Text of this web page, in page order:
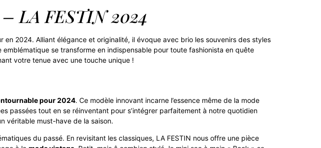
LA FESTIN 2024
en 2024. Alliant élégance et originalité, il évoque avec brio les souvenirs des styles
se transforme en indispensable pour toute fashionista en quête
votre tenue avec une touche unique !
pour 2024. Ce modèle innovant incarne l’essence même de la mode
passées tout en se réinventant pour s’intégrer parfaitement à notre quotidien
véritable must-have de la saison.
du passé. En revisitant les classiques, LA FESTIN nous offre une pièce